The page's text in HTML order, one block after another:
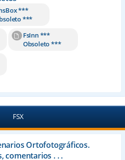
***
***
FsInn ***
Obsoleto ***
FSX
Ortofotográficos.
comentarios . . .